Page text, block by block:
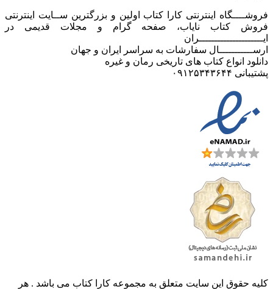
فروشــــگاه اینترنتی کارا کتاب اولین و بزرگترین ســایت اینترنتی
فروش کتاب نایاب، صفحه گرام و مجلات قدیمی در
ایـــــــــــــــــــــران
ارســـــــــــال سفارشات به سراسر ایران و جهان
دانلود انواع کتاب های تاریخی رمان و غیره
پشتیبانی ۰۹۱۲۵۳۴۳۶۴۴
کليه حقوق اين سايت متعلق به مجموعه کارا کتاب می باشد . هر